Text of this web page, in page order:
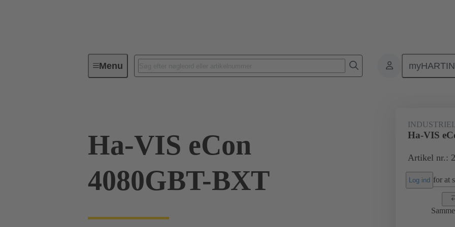
MenuIndustrielle Ethernet-switche Automatisering 20 77 408 0000
Ha-VIS eCon
4080GBT-BXT
Ha-VIS
Artikel nr.:
Log ind for at